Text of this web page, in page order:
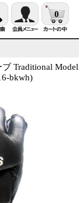
0
Traditional Model
bkwh)